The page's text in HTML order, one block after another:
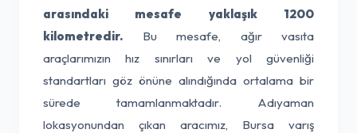
arasındaki mesafe yaklaşık 1200
kilometredir. Bu mesafe, ağır vasıta
araçlarımızın hız sınırları ve yol güvenliği
standartları göz önüne alındığında ortalama bir
sürede tamamlanmaktadır. Adıyaman
lokasyonundan çıkan aracımız, Bursa varış